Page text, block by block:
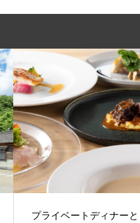
プライベートディナーと